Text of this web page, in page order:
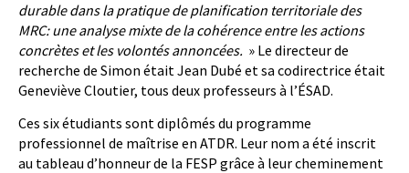
durable dans la pratique de planification territoriale des
MRC: une analyse mixte de la cohérence entre les actions
concrètes et les volontés annoncées. » Le directeur de
recherche de Simon était Jean Dubé et sa codirectrice était
Geneviève Cloutier, tous deux professeurs à l’ÉSAD.
Ces six étudiants sont diplômés du programme
professionnel de maîtrise en ATDR. Leur nom a été inscrit
au tableau d’honneur de la FESP grâce à leur cheminement